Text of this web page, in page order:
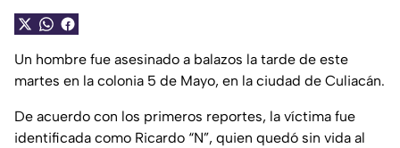
Un hombre fue asesinado a balazos la tarde de este
martes en la colonia 5 de Mayo, en la ciudad de Culiacán.
De acuerdo con los primeros reportes, la víctima fue
identificada como Ricardo “N”, quien quedó sin vida al